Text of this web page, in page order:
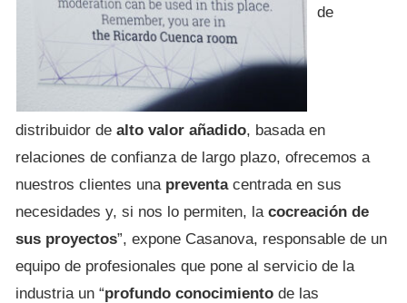
de
distribuidor de alto valor añadido, basada en
relaciones de confianza de largo plazo, ofrecemos a
nuestros clientes una preventa centrada en sus
necesidades y, si nos lo permiten, la cocreación de
sus proyectos”, expone Casanova, responsable de un
equipo de profesionales que pone al servicio de la
industria un “profundo conocimiento de las